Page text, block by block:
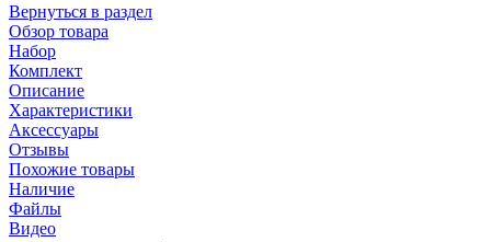
Вернуться в раздел
Обзор товара
Набор
Комплект
Описание
Характеристики
Аксессуары
Отзывы
Похожие товары
Наличие
Файлы
Видео